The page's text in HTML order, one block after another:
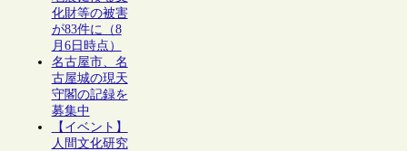
化財等の被害
が83件に（8
月6日時点）
名古屋市、名
古屋城の現天
守閣の記録を
募集中
【イベント】
人間文化研究